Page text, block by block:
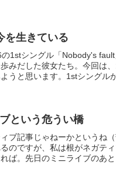
を生きている
1stシングル「Nobody's
みだした彼女たち。今回は
うと思います。1stシングルか
という危うい橋
ブ記事じゃねーかというね
のですが、私は根がネガテ
ば。先日のミニライブのあ